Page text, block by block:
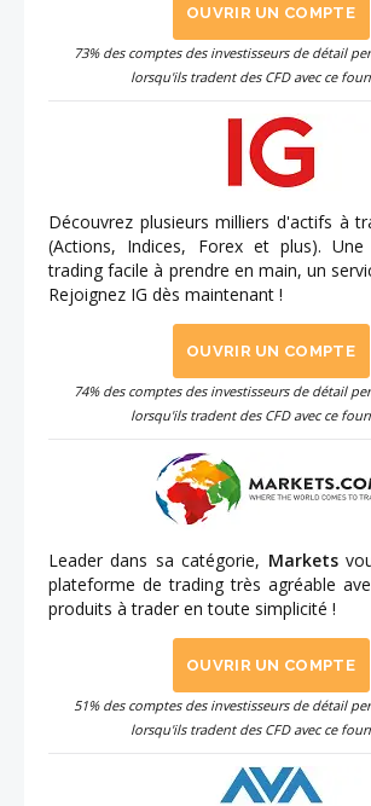
OUVRIR UN COMPTE
73% des comptes des investisseurs de détail
lorsqu'ils tradent des CFD avec ce
Découvrez plusieurs milliers d'actifs à
(Actions, Indices, Forex et plus).
trading facile à prendre en main, un
Rejoignez IG dès maintenant !
OUVRIR UN COMPTE
74% des comptes des investisseurs de détail
lorsqu'ils tradent des CFD avec ce
Leader dans sa catégorie, Markets
plateforme de trading très agréable
produits à trader en toute simplicité !
OUVRIR UN COMPTE
51% des comptes des investisseurs de détail
lorsqu'ils tradent des CFD avec ce